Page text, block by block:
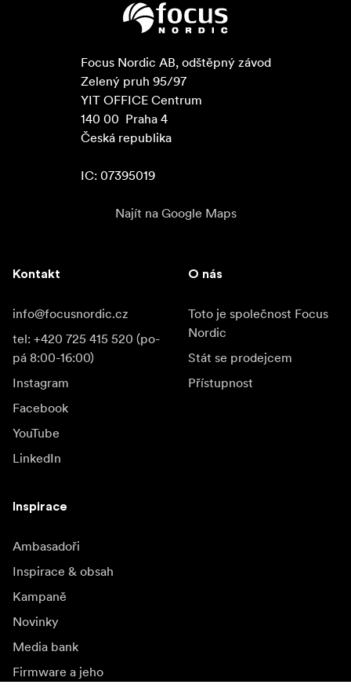
Focus Nordic AB, odštěpný závod
Zelený pruh 95/97
YIT OFFICE Centrum
140 00  Praha 4
Česká republika
IC: 07395019
Najít na Google Maps
Kontakt
info@focusnordic.cz
tel: +420 725 415 520 (po-
pá 8:00-16:00)
Instagram
Facebook
YouTube
LinkedIn
O nás
Toto je společnost Focus
Nordic
Stát se prodejcem
Přístupnost
Inspirace
Ambasadoři
Inspirace & obsah
Kampaně
Novinky
Media bank
Firmware a jeho